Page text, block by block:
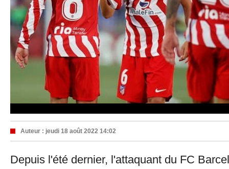
Auteur : jeudi 18 août 2022 14:02
Depuis l'été dernier, l'attaquant du FC